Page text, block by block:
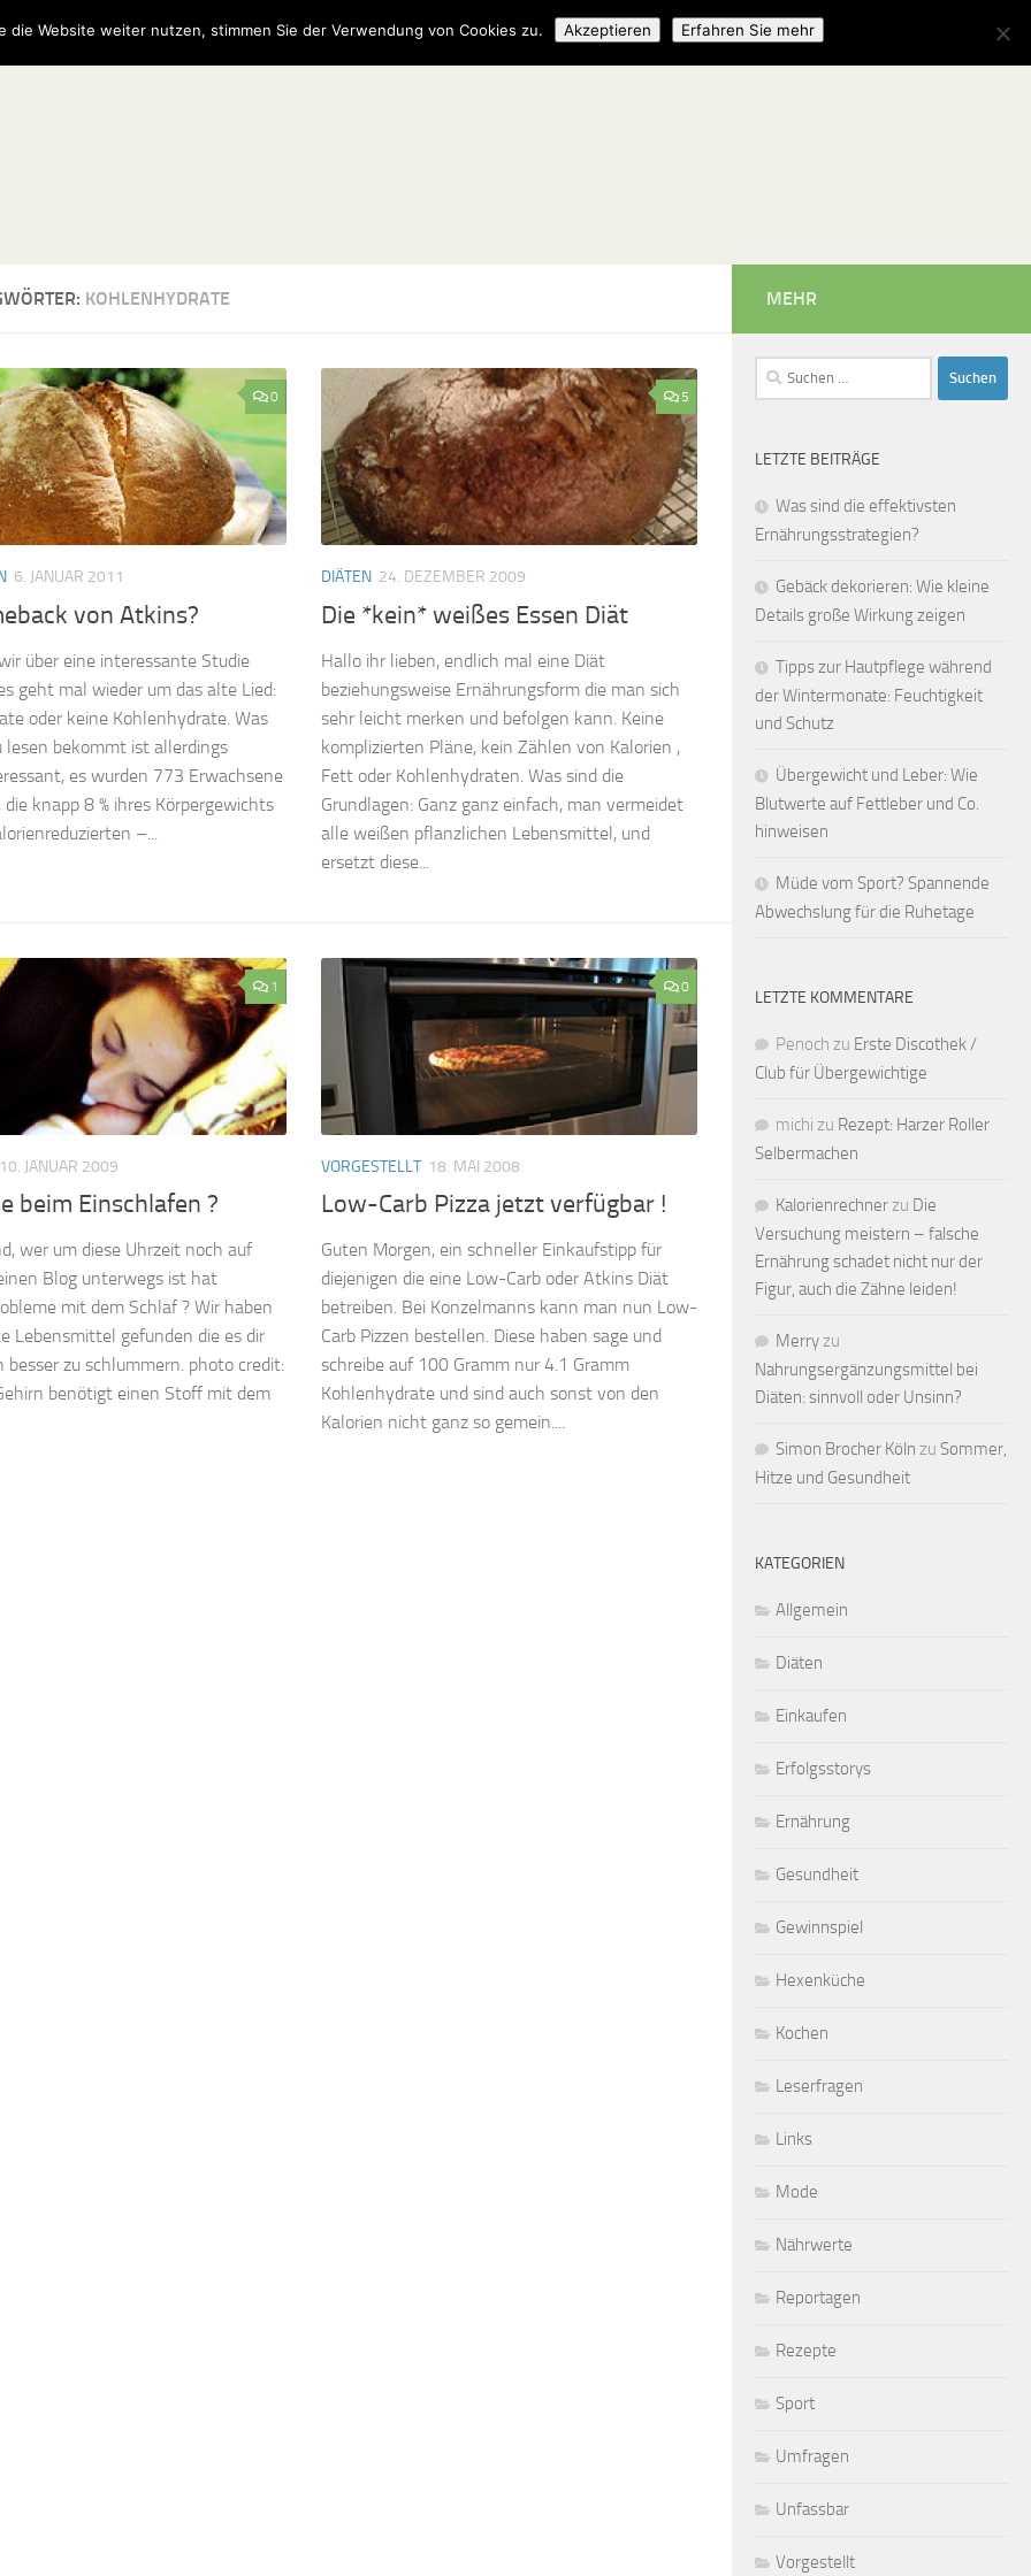
KOHLENHYDRATE
0
6. JANUAR 2011
von Atkins?
über eine interessante Studie
geht mal wieder um das alte Lied:
oder keine Kohlenhydrate. Was
lesen bekommt ist allerdings
es wurden 773 Erwachsene
knapp 8 % ihres Körpergewichts
–...
5
DIÄTEN 24. DEZEMBER 2009
Die *kein* weißes Essen Diät
Hallo ihr lieben, endlich mal eine Diät
beziehungsweise Ernährungsform die man sich
sehr leicht merken und befolgen kann. Keine
komplizierten Pläne, kein Zählen von Kalorien ,
Fett oder Kohlenhydraten. Was sind die
Grundlagen: Ganz ganz einfach, man vermeidet
alle weißen pflanzlichen Lebensmittel, und
ersetzt diese...
1
10. JANUAR 2009
beim Einschlafen ?
wer um diese Uhrzeit noch auf
Blog unterwegs ist hat
mit dem Schlaf ? Wir haben
Lebensmittel gefunden die es dir
besser zu schlummern. photo credit:
benötigt einen Stoff mit dem
0
VORGESTELLT 18. MAI 2008
Low-Carb Pizza jetzt verfügbar !
Guten Morgen, ein schneller Einkaufstipp für
diejenigen die eine Low-Carb oder Atkins Diät
betreiben. Bei Konzelmanns kann man nun Low-
Carb Pizzen bestellen. Diese haben sage und
schreibe auf 100 Gramm nur 4.1 Gramm
Kohlenhydrate und sind auch sonst von den
Kalorien nicht ganz so gemein....
MEHR
Suchen
nach:
LETZTE BEITRÄGE
Was sind die effektivsten
Ernährungsstrategien?
Gebäck dekorieren: Wie kleine
Details große Wirkung zeigen
Tipps zur Hautpflege während
der Wintermonate: Feuchtigkeit
und Schutz
Übergewicht und Leber: Wie
Blutwerte auf Fettleber und Co.
hinweisen
Müde vom Sport? Spannende
Abwechslung für die Ruhetage
LETZTE KOMMENTARE
Penoch zu Erste Discothek /
Club für Übergewichtige
michi zu Rezept: Harzer Roller
Selbermachen
Kalorienrechnerzu Die
Versuchung meistern – falsche
Ernährung schadet nicht nur der
Figur, auch die Zähne leiden!
Merryzu
Nahrungsergänzungsmittel bei
Diäten: sinnvoll oder Unsinn?
Simon Brocher Köln zu Sommer,
Hitze und Gesundheit
KATEGORIEN
Allgemein
Diäten
Einkaufen
Erfolgsstorys
Ernährung
Gesundheit
Gewinnspiel
Hexenküche
Kochen
Leserfragen
Links
Mode
Nährwerte
Reportagen
Rezepte
Sport
Umfragen
Unfassbar
Vorgestellt
die Website weiter nutzen, stimmen Sie der Verwendung von Cookies zu. Akzeptieren Erfahren Sie mehr